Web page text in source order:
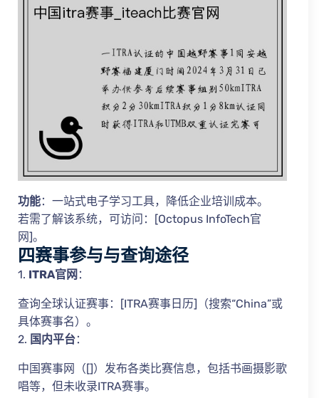
功能：一站式电子学习工具，降低企业培训成本。
若需了解该系统，可访问：[Octopus InfoTech官
网]。
四赛事参与与查询途径
1. ITRA官网 ：
查询全球认证赛事：[ITRA赛事日历]（搜索“China”或
具体赛事名）。
2. 国内平台：
中国赛事网（[]）发布各类比赛信息，包括书画摄影歌
唱等，但未收录ITRA赛事。